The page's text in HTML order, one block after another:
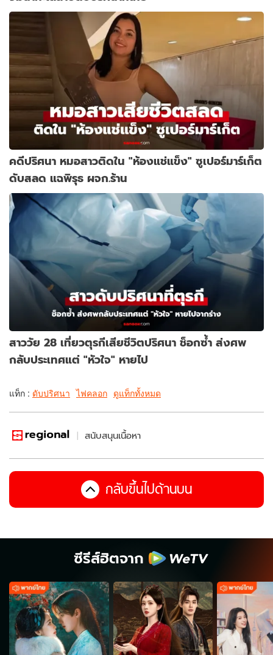
คดีปริศนา หมอสาวติดใน "ห้องแช่แข็ง" ซูเปอร์มาร์เก็ต
ดับสลด แฉพิรุธ ผจก.ร้าน
สาววัย 28 เที่ยวตุรกีเสียชีวิตปริศนา ช็อกซ้ำ ส่งศพ
กลับประเทศแต่ "หัวใจ" หายไป
แท็ก : ดับปริศนา ไฟคลอก ดูแท็กทั้งหมด
สนับสนุนเนื้อหา
กลับขึ้นไปด้านบน
ซีรีส์ฮิตจาก